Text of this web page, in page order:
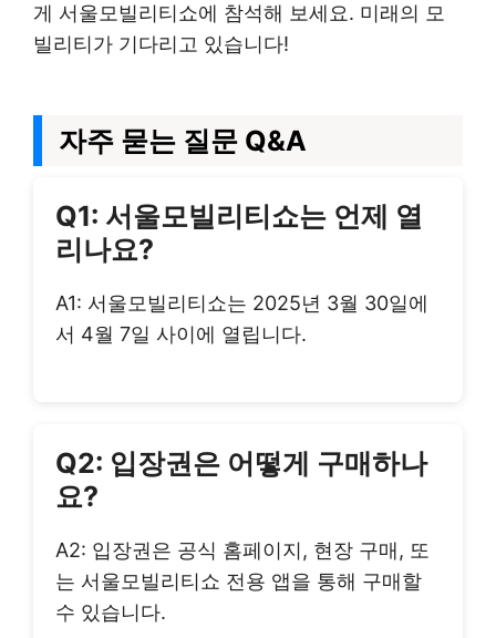
게 서울모빌리티쇼에 참석해 보세요. 미래의 모
빌리티가 기다리고 있습니다!
자주 묻는 질문 Q&A
Q1: 서울모빌리티쇼는 언제 열
리나요?
A1: 서울모빌리티쇼는 2025년 3월 30일에
서 4월 7일 사이에 열립니다.
Q2: 입장권은 어떻게 구매하나
요?
A2: 입장권은 공식 홈페이지, 현장 구매, 또
는 서울모빌리티쇼 전용 앱을 통해 구매할
수 있습니다.